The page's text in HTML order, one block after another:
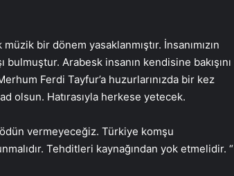
bir dönem yasaklanmıştır. İnsanımızın
Arabesk insanın kendisine bakışını
Ferdi Tayfur’a huzurlarınızda bir kez
olsun. Hatırasıyla herkese yetecek.
vermeyeceğiz. Türkiye komşu
Tehditleri kaynağından yok etmelidir. “